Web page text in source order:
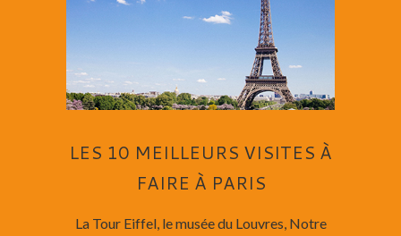
LES 10 MEILLEURS VISITES À
FAIRE À PARIS
La Tour Eiffel, le musée du Louvres, Notre